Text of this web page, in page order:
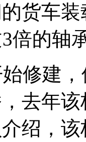
货车
倍的轴
修建
去年
绍，